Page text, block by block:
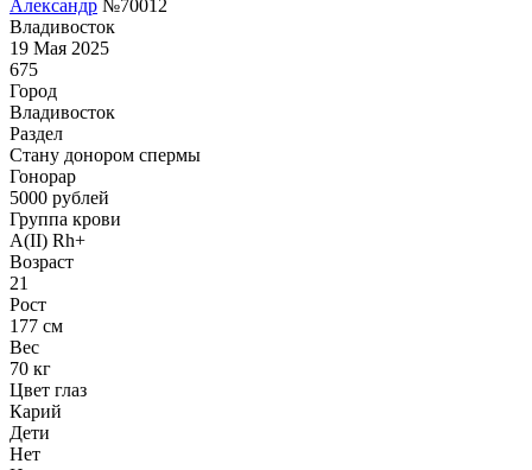
Александр №70012
Владивосток
19 Мая 2025
675
Город
Владивосток
Раздел
Стану донором спермы
Гонoрар
5000 рублей
Группа крови
A(II) Rh+
Возраст
21
Рост
177 см
Вес
70 кг
Цвет глаз
Карий
Дети
Нет